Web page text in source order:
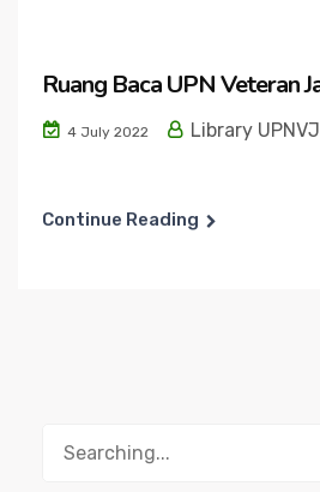
Ruang Baca UPN Veteran
4 July 2022 Library UPNVJ
Continue Reading